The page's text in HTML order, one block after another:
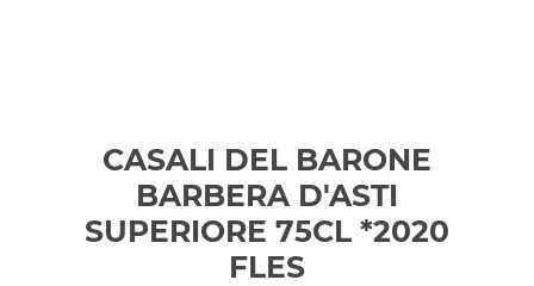
CASALI DEL BARONE
BARBERA D'ASTI
SUPERIORE 75CL *2020
FLES